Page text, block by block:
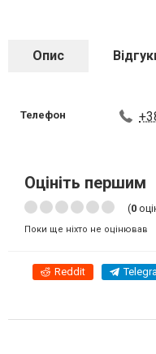
Опис
Телефон
Оцініть першим
(0
Поки ще ніхто не оцінював
Reddit